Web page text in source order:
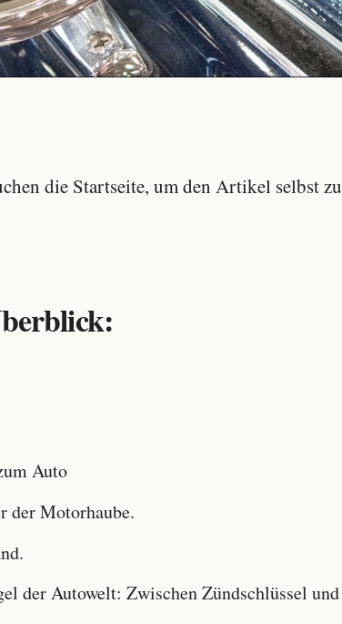
die Startseite, um den Artikel selbst zu
Auto
Motorhaube.
der Autowelt: Zwischen Zündschlüssel und